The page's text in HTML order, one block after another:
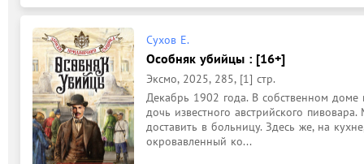
Сухов Е.
Особняк убийцы : [16+]
Эксмо, 2025, 285, [1] стр.
Декабрь 1902 года. В собственном
дочь известного австрийского
доставить в больницу. Здесь же, на
окровавленный ко...